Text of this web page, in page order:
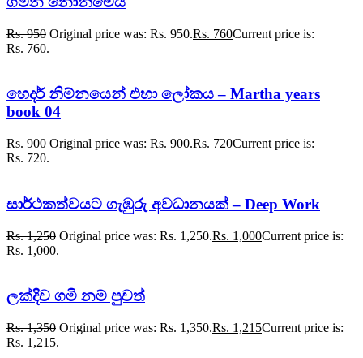
Rs.950 Original price was: Rs. 950.Rs. 760Current price is:
Rs. 760.
හෙදර් නිම්නයෙන් එහා ලෝකය – Martha years
book 04
Rs.900 Original price was: Rs. 900.Rs. 720Current price is:
Rs. 720.
සාර්ථකත්වයට ගැඹුරු අවධානයක් – Deep Work
Rs.1,250 Original price was: Rs. 1,250.Rs. 1,000Current price is:
Rs. 1,000.
ලක්දිව ගමි නම් පුවත්
Rs.1,350 Original price was: Rs. 1,350.Rs. 1,215Current price is:
Rs. 1,215.